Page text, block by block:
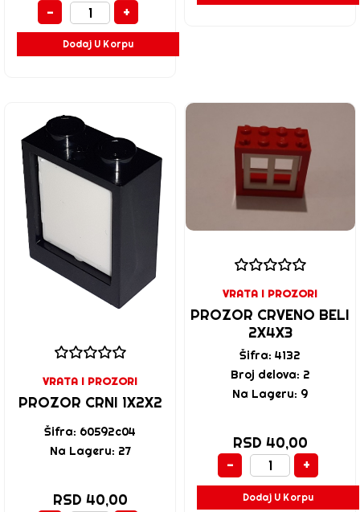
-
+
Dodaj U Korpu
VRATA I PROZORI
PROZOR CRNI 1X2X2
Šifra: 60592c04
Na Lageru: 27
RSD 40,00
VRATA I PROZORI
PROZOR CRVENO BELI
2X4X3
Šifra: 4132
Broj delova: 2
Na Lageru: 9
RSD 40,00
-
+
Dodaj U Korpu